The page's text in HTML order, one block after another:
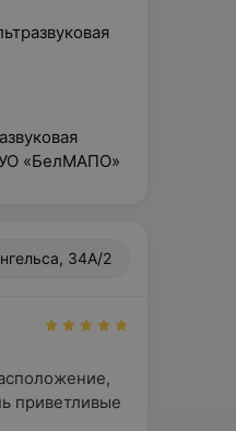
«БелМАПО»
34А/2
приветливые